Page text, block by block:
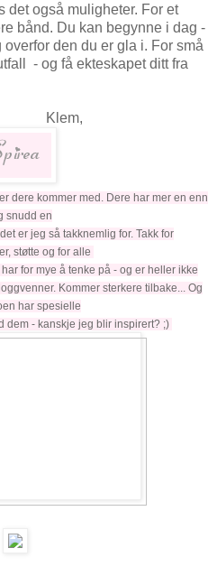
det også muligheter. For et
bånd. Du kan begynne i dag -
den du er gla i. For små
- og få ekteskapet ditt fra
dere kommer med. Dere har mer en enn
snudd en
er jeg så takknemlig for. Takk for
støtte og for alle
for mye å tenke på - og er heller ikke
Kommer sterkere tilbake... Og
har spesielle
dem - kanskje jeg blir inspirert? ;)